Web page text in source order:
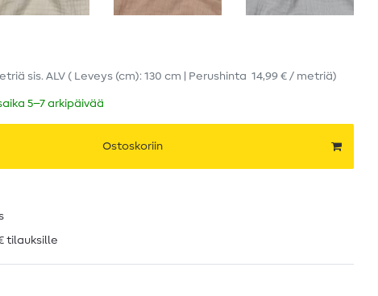
sis. ALV ( Leveys (cm): 130 cm | Perushinta 14,99 € / metriä)
5–7 arkipäivää
Ostoskoriin
tilauksille